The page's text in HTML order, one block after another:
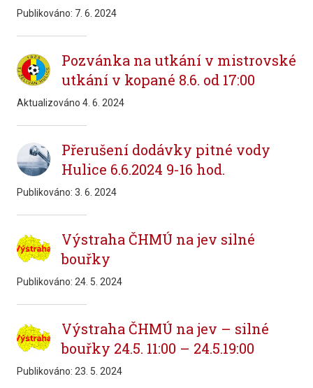
Publikováno: 7. 6. 2024
Pozvánka na utkání v mistrovské
utkání v kopané 8.6. od 17:00
Aktualizováno 4. 6. 2024
Přerušení dodávky pitné vody
Hulice 6.6.2024 9-16 hod.
Publikováno: 3. 6. 2024
Výstraha ČHMÚ na jev silné
bouřky
Publikováno: 24. 5. 2024
Výstraha ČHMÚ na jev – silné
bouřky 24.5. 11:00 – 24.5.19:00
Publikováno: 23. 5. 2024